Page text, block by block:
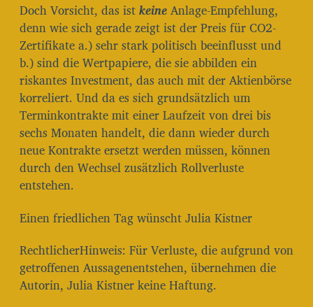
Doch Vorsicht, das istkeineAnlage-Empfehlung,
denn wie sich gerade zeigt ist der Preis für CO2-
Zertifikate a.) sehr stark politisch beeinflusst und
b.) sind die Wertpapiere, die sie abbilden ein
riskantes Investment, das auch mit der Aktienbörse
korreliert. Und da es sich grundsätzlich um
Terminkontrakte mit einer Laufzeit von drei bis
sechs Monaten handelt, die dann wieder durch
neue Kontrakte ersetzt werden müssen, können
durch den Wechsel zusätzlich Rollverluste
entstehen.
Einen friedlichen Tag wünscht Julia Kistner
RechtlicherHinweis: Für Verluste, die aufgrund von
getroffenen Aussagenentstehen, übernehmen die
Autorin, Julia Kistner keine Haftung.